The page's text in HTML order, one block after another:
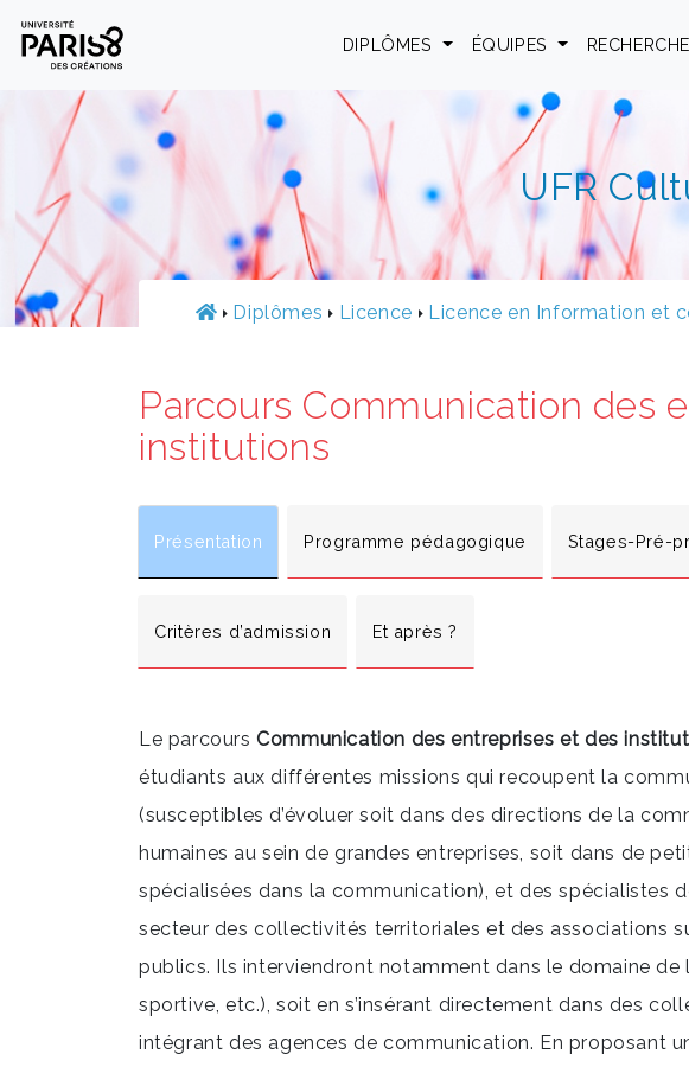
Panneau de gestion des cookies
DIPLÔMES
ÉQUIPES RECHERCHE
UFR
Diplômes Licence Licence en Information et
Parcours Communication des
institutions
Présentation Programme pédagogique Stages-Pré-
Critères d’admission Et après ?
Le parcoursCommunication des entreprises et des
étudiants aux différentes missions qui recoupent la
(susceptibles d’évoluer soit dans des directions de la
humaines au sein de grandes entreprises, soit dans de
spécialisées dans la communication), et des spécialistes
secteur des collectivités territoriales et des associations
publics. Ils interviendront notamment dans le domaine de
sportive, etc.), soit en s’insérant directement dans des
intégrant des agences de communication. En proposant